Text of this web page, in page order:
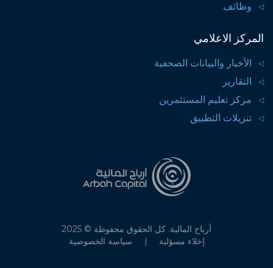
وظائف
المركز الاعلامي
الأخبار والبيانات الصحفية
التقارير
مركز تعليم المستثمرين
تنزيلات التطبيق
أرباح المالية. كل الحقوق محفوظة © 2025
إخلاء مسؤلية
سياسة الخصوصية